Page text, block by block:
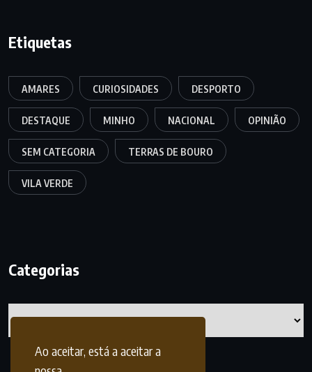
Ao aceitar, está a aceitar a
Etiquetas
AMARES CURIOSIDADES DESPORTO
DESTAQUE MINHO NACIONAL OPINIÃO
SEM CATEGORIA TERRAS DE BOURO
VILA VERDE
Categorias